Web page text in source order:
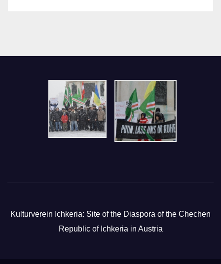
Kulturverein Ichkeria: Site of the Diaspora of the Chechen
Republic of Ichkeria in Austria